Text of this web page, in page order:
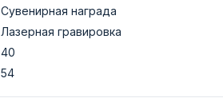
Сувенирная награда
Лазерная гравировка
40
54